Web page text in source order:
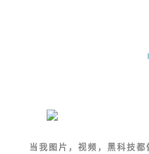
当我图片，视频，黑科技